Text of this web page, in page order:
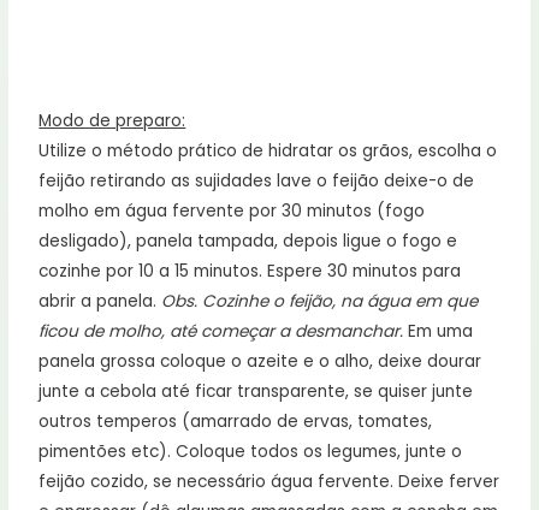
Modo de preparo:
Utilize o método prático de hidratar os grãos, escolha o
feijão retirando as sujidades lave o feijão deixe-o de
molho em água fervente por 30 minutos (fogo
desligado), panela tampada, depois ligue o fogo e
cozinhe por 10 a 15 minutos. Espere 30 minutos para
abrir a panela. Obs. Cozinhe o feijão, na água em que
ficou de molho, até começar a desmanchar.Em uma
panela grossa coloque o azeite e o alho, deixe dourar
junte a cebola até ficar transparente, se quiser junte
outros temperos (amarrado de ervas, tomates,
pimentões etc). Coloque todos os legumes, junte o
feijão cozido, se necessário água fervente. Deixe ferver